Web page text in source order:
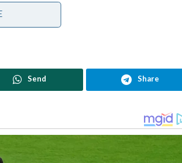
പറയാൻ പറ്റൂയെന്ന് അദ്ദേഹം
വരം കൊടുത്ത് അബദ്ധത്തിലായ
അവനാദ്യം ചെയുക അത് തന്നവനെ
ആർക്ക് നേരെ
Send Share